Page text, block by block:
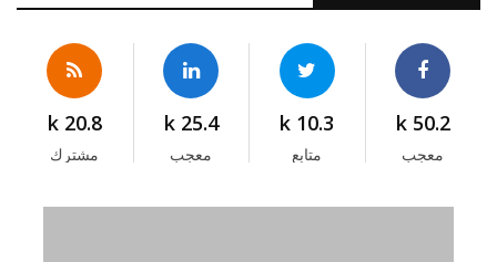
50.2 k
معجب
10.3 k
متابع
25.4 k
معجب
20.8 k
مشترك